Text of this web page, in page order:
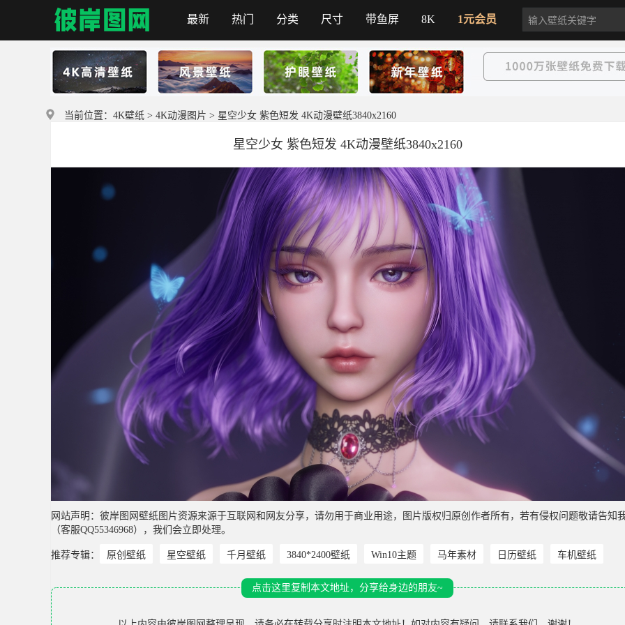
彼岸图网
最新 热门 分类 尺寸 带鱼屏 8K 1元会员
当前位置： 4K壁纸 > 4K动漫图片 > 星空少女 紫色短发 4K动漫壁纸3840x2160
星空少女 紫色短发 4K动漫壁纸3840x2160
网站声明：彼岸图网壁纸图片资源来源于互联网和网友分享，请勿用于商业用途，图片版权归原创作者所有，若有侵权问题敬请告知
（客服QQ55346968），我们会立即处理。
推荐专辑： 原创壁纸 星空壁纸 千月壁纸 3840*2400壁纸 Win10主题 马年素材 日历壁纸 车机壁纸
点击这里复制本文地址，分享给身边的朋友~